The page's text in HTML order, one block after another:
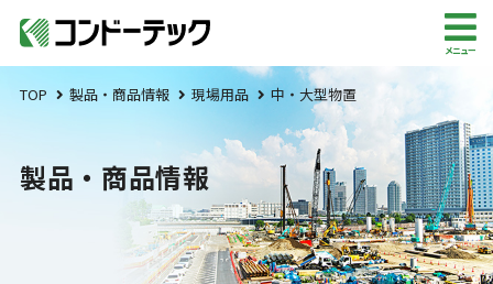
メニュー
TOP 製品・商品情報 現場用品 中・大型物置
製品・商品情報